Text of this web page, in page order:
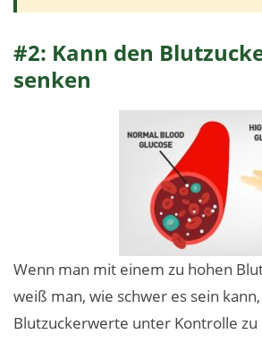
#2: Kann den
senken
Wenn man mit einem zu hohen
weiß man, wie schwer es sein
Blutzuckerwerte unter Kontrolle zu